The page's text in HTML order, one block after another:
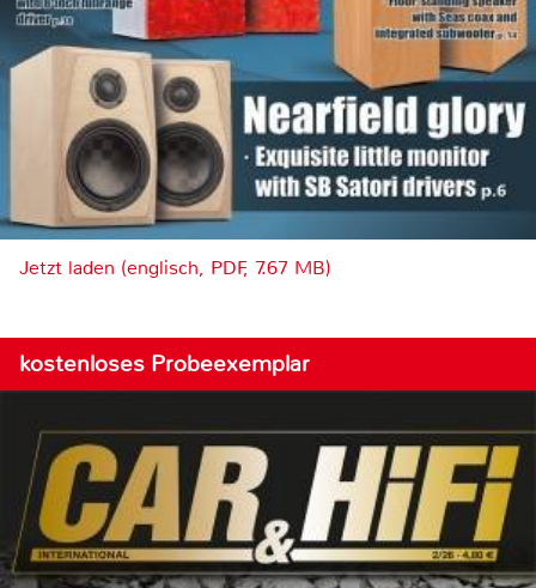
Jetzt laden (englisch, PDF, 7.67 MB)
kostenloses Probeexemplar